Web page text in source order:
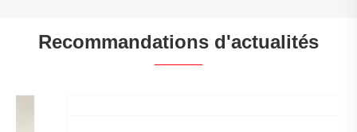
Recommandations d'actualités